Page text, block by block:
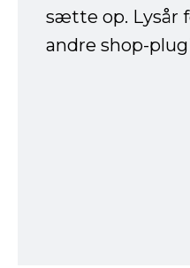
sætte op. Lysår
andre shop-